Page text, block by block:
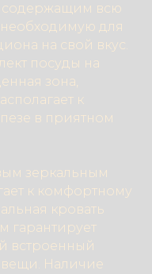
содержащим всю
для
на свой вкус.
посуды на
зона,
к
в приятном
зеркальным
к комфортному
кровать
гарантирует
встроенный
Наличие